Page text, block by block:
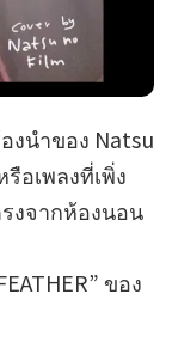
งนำของ Natsu
อเพลงที่เพิ่ง
งจากห้องนอน
ของ